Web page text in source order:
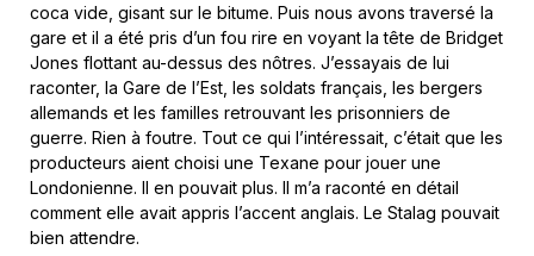
coca vide, gisant sur le bitume. Puis nous avons traversé la
gare et il a été pris d’un fou rire en voyant la tête de Bridget
Jones flottant au-dessus des nôtres. J’essayais de lui
raconter, la Gare de l’Est, les soldats français, les bergers
allemands et les familles retrouvant les prisonniers de
guerre. Rien à foutre. Tout ce qui l’intéressait, c’était que les
producteurs aient choisi une Texane pour jouer une
Londonienne. Il en pouvait plus. Il m’a raconté en détail
comment elle avait appris l’accent anglais. Le Stalag pouvait
bien attendre.